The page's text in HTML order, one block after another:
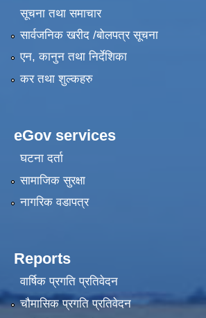
सूचना तथा समाचार
सार्वजनिक खरीद /बोलपत्र सूचना
एन, कानुन तथा निर्देशिका
कर तथा शुल्कहरु
eGov services
घटना दर्ता
सामाजिक सुरक्षा
नागरिक वडापत्र
Reports
वार्षिक प्रगति प्रतिवेदन
चौमासिक प्रगति प्रतिवेदन